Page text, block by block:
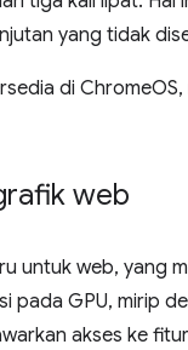
yang tidak
di
web
untuk web, yang
pada GPU, mirip
akses ke